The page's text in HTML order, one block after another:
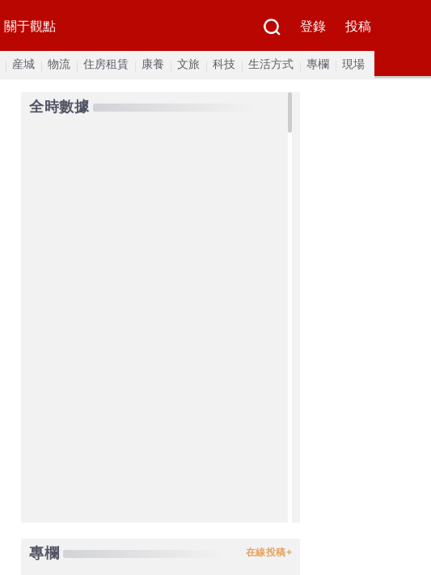
關于觀點 登錄 投稿
産城 物流 住房租賃 康養 文旅 科技 生活方式 專欄 現場
全時數據
專欄 在線投稿+